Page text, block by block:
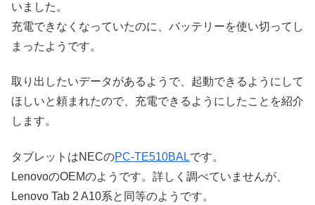
いました。
充電できなくなっていたのに、バッテリーを使い切ってし
まったようです。
取り出したいデータがあるようで、起動できるようにして
ほしいと頼まれたので、充電できるようにしたことを紹介
します。
タブレットはNECのPC-TE510BALです。
LenovoのOEMのようです。詳しく調べていませんが、
Lenovo Tab 2 A10系と同等のようです。